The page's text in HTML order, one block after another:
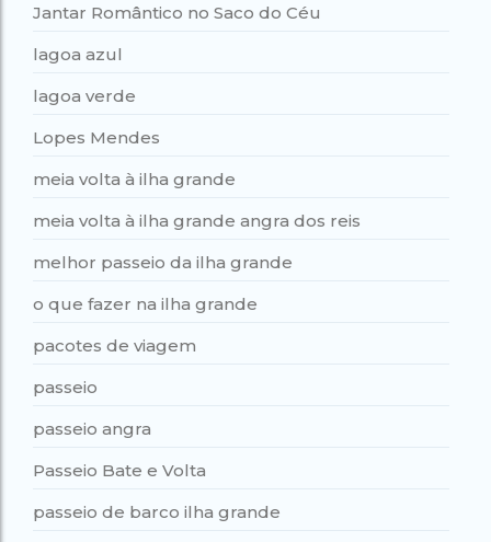
Jantar Romântico no Saco do Céu
lagoa azul
lagoa verde
Lopes Mendes
meia volta à ilha grande
meia volta à ilha grande angra dos reis
melhor passeio da ilha grande
o que fazer na ilha grande
pacotes de viagem
passeio
passeio angra
Passeio Bate e Volta
passeio de barco ilha grande